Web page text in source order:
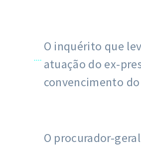
....
O inquérito que
atuação do ex-
convencimento
O procurador-